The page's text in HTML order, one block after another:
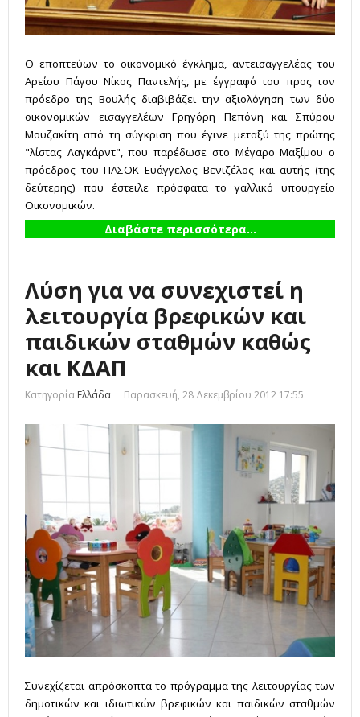
Ο εποπτεύων το οικονομικό έγκλημα, αντεισαγγελέας του
Αρείου Πάγου Νίκος Παντελής, με έγγραφό του προς τον
πρόεδρο της Βουλής διαβιβάζει την αξιολόγηση των δύο
οικονομικών εισαγγελέων Γρηγόρη Πεπόνη και Σπύρου
Μουζακίτη από τη σύγκριση που έγινε μεταξύ της πρώτης
"λίστας Λαγκάρντ", που παρέδωσε στο Μέγαρο Μαξίμου ο
πρόεδρος του ΠΑΣΟΚ Ευάγγελος Βενιζέλος και αυτής (της
δεύτερης) που έστειλε πρόσφατα το γαλλικό υπουργείο
Οικονομικών.
Διαβάστε περισσότερα...
Λύση για να συνεχιστεί η
λειτουργία βρεφικών και
παιδικών σταθμών καθώς
και ΚΔΑΠ
Κατηγορία Ελλάδα Παρασκευή, 28 Δεκεμβρίου 2012 17:55
Συνεχίζεται απρόσκοπτα το πρόγραμμα της λειτουργίας των
δημοτικών και ιδιωτικών βρεφικών και παιδικών σταθμών